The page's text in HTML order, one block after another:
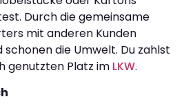
Durch die gemeinsame
mit anderen Kunden
die Umwelt. Du zahlst
genutzten Platz im LKW.